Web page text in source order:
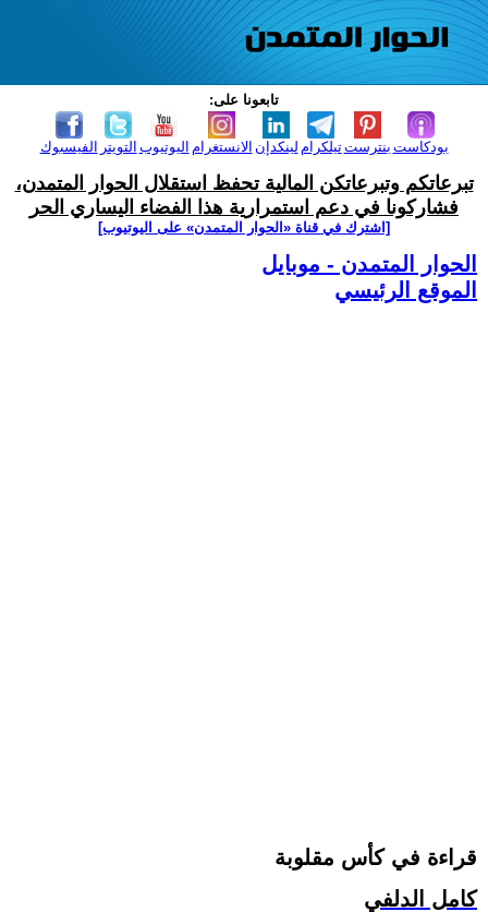
تابعونا على:
الفيسبوك التويتر اليوتيوب الانستغرام لينكدإن تيلكرامبنترست بودكاست
تبرعاتكم وتبرعاتكن المالية تحفظ استقلال الحوار المتمدن،
فشاركونا في دعم استمرارية هذا الفضاء اليساري الحر
[اشترك في قناة ‫«الحوار المتمدن» على اليوتيوب]
الحوار المتمدن - موبايل
الموقع الرئيسي
قراءة في كأس مقلوبة
كامل الدلفي